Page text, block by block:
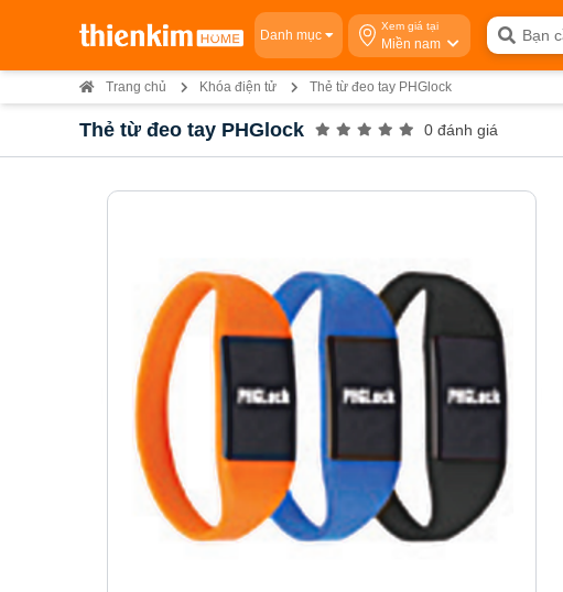
Danh mục
Xem giá tại
Miền nam
Trang chủ Khóa điện tử Thẻ từ đeo tay PHGlock
Thẻ từ đeo tay PHGlock 0 đánh giá